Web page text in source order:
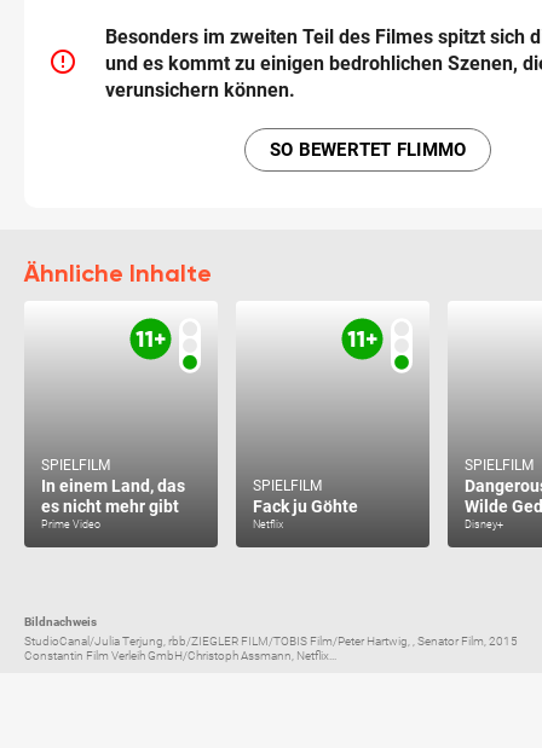
error_outline
Besonders im zweiten Teil des Filmes spitzt sich
und es kommt zu einigen bedrohlichen Szenen,
verunsichern können.
SO BEWERTET FLIMMO
Ähnliche Inhalte
SPIELFILM
In einem Land, das
es nicht mehr gibt
Prime Video
SPIELFILM
Fack ju Göhte
Netflix
SPIELFILM
Wilde
Disney+
Bildnachweis
StudioCanal/Julia Terjung, rbb/ZIEGLER FILM/TOBIS Film/Peter Hartwig, , Senator Film, 2015
Constantin Film Verleih GmbH/Christoph Assmann, Netflix...